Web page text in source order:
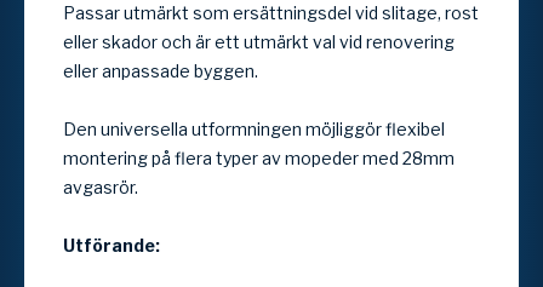
Passar utmärkt som ersättningsdel vid slitage, rost
eller skador och är ett utmärkt val vid renovering
eller anpassade byggen.
Den universella utformningen möjliggör flexibel
montering på flera typer av mopeder med 28mm
avgasrör.
Utförande: